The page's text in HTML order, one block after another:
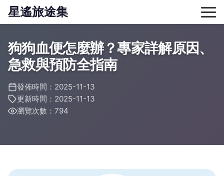
星遙旅途集
狗狗血便怎麼辦？專家詳解原因、
急救與預防全指南
發佈時間：2025-11-13
更新時間：2025-11-13
瀏覽次數：794